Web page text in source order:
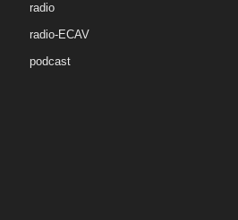
radio
radio-ECAV
podcast